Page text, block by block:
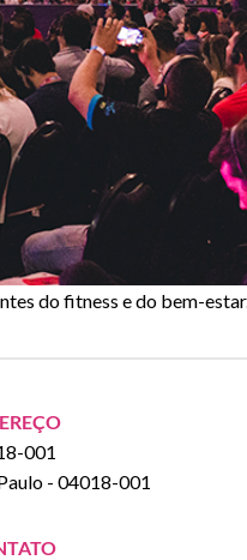
do fitness e do bem-
001
- 04018-001